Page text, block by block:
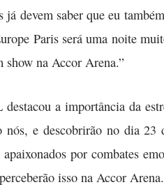
já devem saber que eu
Paris será uma noite
show na Accor Arena.”
destacou a importância da
nós, e descobrirão no dia
apaixonados por combates
isso na Accor